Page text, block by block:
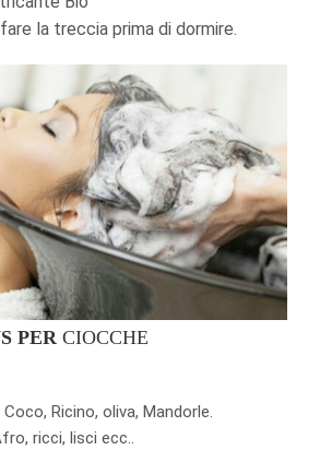
la treccia prima di dormire.
PER CIOCCHE
Ricino, oliva, Mandorle.
ricci, lisci ecc..